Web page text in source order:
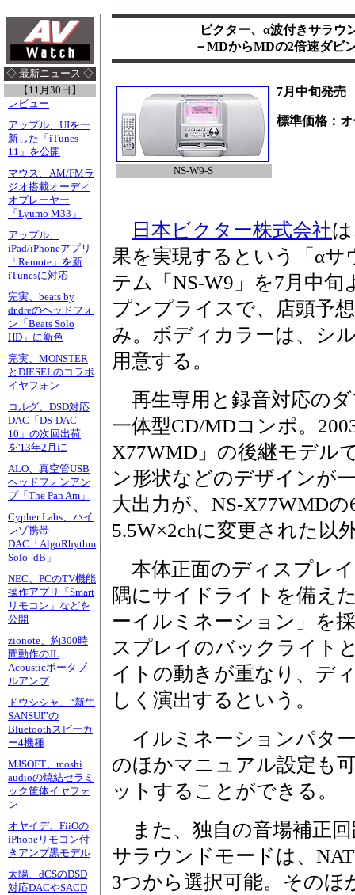
◇ 最新ニュース ◇
【11月30日】
レビュー
アップル、UIを一
新した「iTunes
11」を公開
マウス、AM/FMラ
ジオ搭載オーディ
オプレーヤー
「Lyumo M33」
アップル、
iPad/iPhoneアプリ
「Remote」を新
iTunesに対応
完実、beats by
dr.dreのヘッドフォ
ン「Beats Solo
HD」に新色
完実、MONSTER
とDIESELのコラボ
イヤフォン
コルグ、DSD対応
DAC「DS-DAC-
10」の次回出荷
を'13年2月に
ALO、真空管USB
ヘッドフォンアン
プ「The Pan Am」
Cypher Labs、ハイ
レゾ携帯
DAC「AlgoRhythm
Solo -dB」
NEC、PCのTV機能
操作アプリ「Smart
リモコン」などを
公開
zionote、約300時
間動作のJL
Acousticポータブ
ルアンプ
ドウシシャ、“新生
SANSUI”の
Bluetoothスピーカ
ー4機種
MJSOFT、moshi
audioの焼結セラミ
ック筐体イヤフォ
ン
オヤイデ、FiiOの
iPhoneリモコン付
きアンプ黒モデル
太陽、dCSのDSD
対応DACやSACD
ビクター、α波付きサラウ
－MDからMDの2倍速ダビ
NS-W9-S
7月中旬発売
標準価格：
日本ビクター株式会社
果を実現するという「αサ
テム「NS-W9」を7月中
プンプライスで、店頭予
み。ボディカラーは、シ
用意する。
再生専用と録音対応の
一体型CD/MDコンポ。
X77WMD」の後継モデル
ン形状などのデザインが
大出力が、NS-X77WMD
5.5W×2chに変更された以
本体正面のディスプレ
隅にサイドライトを備え
ーイルミネーション」を
スプレイのバックライト
イトの動きが重なり、デ
しく演出するという。
イルミネーションパタ
のほかマニュアル設定も
ットすることができる。
また、独自の音場補正
サラウンドモードは、
3つから選択可能。そのほ